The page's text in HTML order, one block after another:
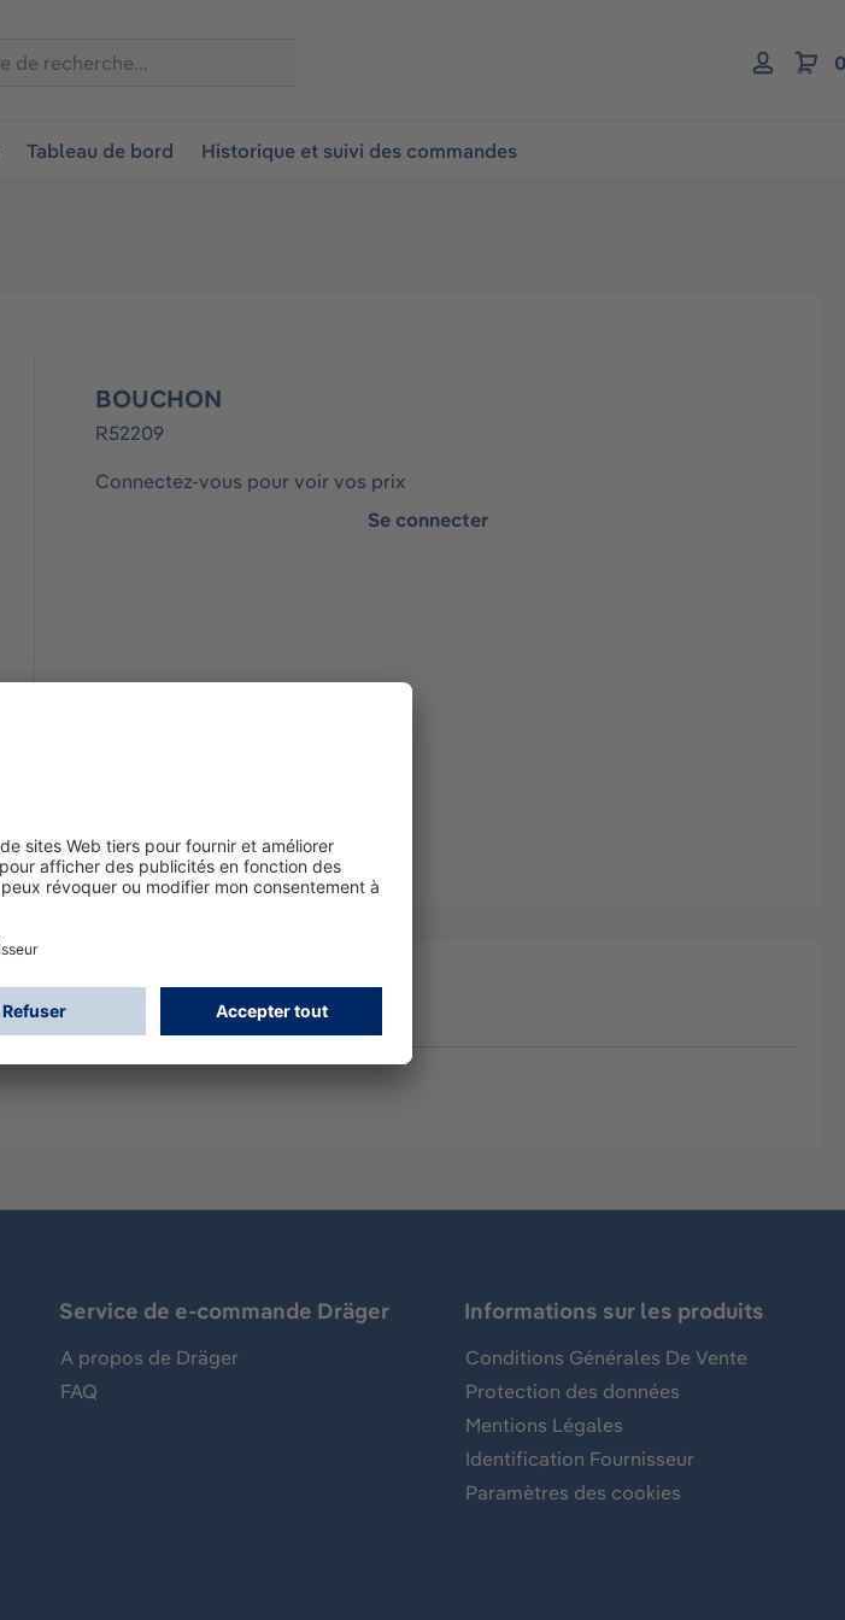
Tableau de bord Historique et suivi des commandes
BOUCHON
R52209
Connectez-vous pour voir vos prix
Se connecter
Service de e-commande Dräger
A propos de Dräger
FAQ
Informations sur les produits
Conditions Générales De Vente
Protection des données
Mentions Légales
Identification Fournisseur
Paramètres des cookies